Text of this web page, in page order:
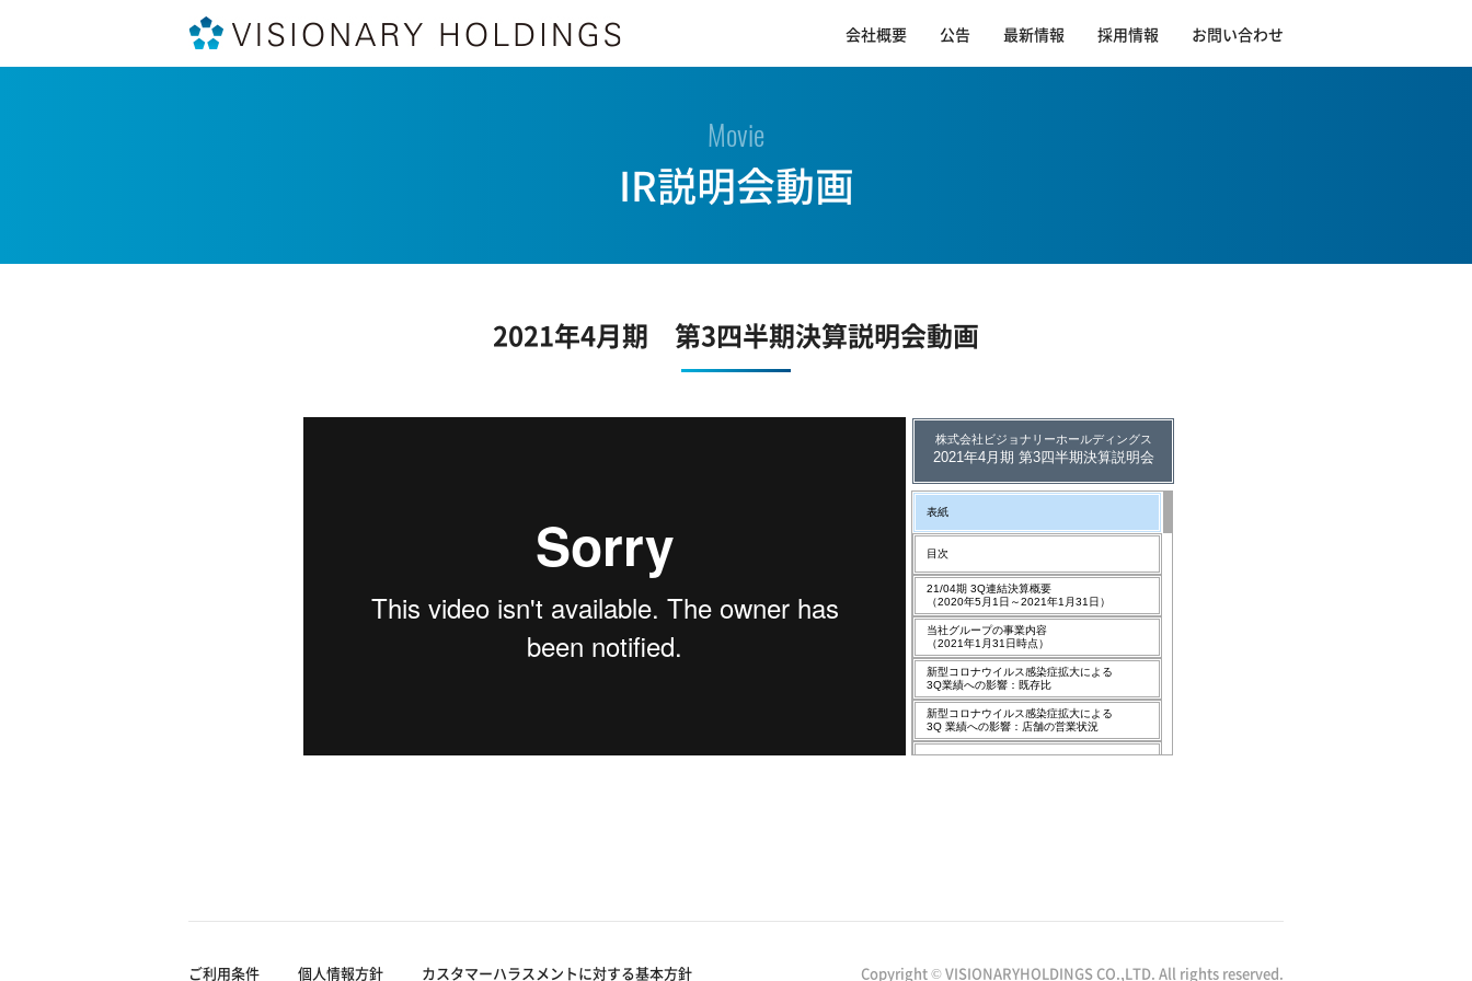
会社概要 公告 最新情報 採用情報 お問い合わせ
Movie
IR説明会動画
2021年4月期 第3四半期決算説明会動画
ご利用条件 個人情報方針 カスタマーハラスメントに対する基本方針 Copyright © VISIONARYHOLDINGS CO.,LTD. All rights reserved.